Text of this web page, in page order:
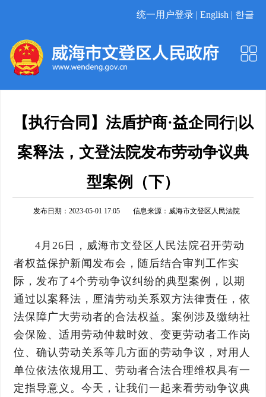
统一用户登录 | English | 한글
【执行合同】法盾护商·益企同行|以
案释法，文登法院发布劳动争议典
型案例（下）
发布日期：2023-05-01 17:05 信息来源： 威海市文登区人民法院
4月26日，威海市文登区人民法院召开劳动
者权益保护新闻发布会，随后结合审判工作实
际，发布了4个劳动争议纠纷的典型案例，以期
通过以案释法，厘清劳动关系双方法律责任，依
法保障广大劳动者的合法权益。案例涉及缴纳社
会保险、适用劳动仲裁时效、变更劳动者工作岗
位、确认劳动关系等几方面的劳动争议，对用人
单位依法依规用工、劳动者合法合理维权具有一
定指导意义。今天，让我们一起来看劳动争议典